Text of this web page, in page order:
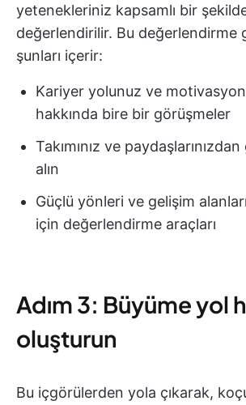
yetenekleriniz kapsamlı bir
değerlendirilir. Bu değerlendirme
şunları içerir:
Kariyer yolunuz ve
hakkında bire bir görüşmeler
Takımınız ve
alın
Güçlü yönleri ve gelişim
için değerlendirme araçları
Adım 3: Büyüme yol
oluşturun
Bu içgörülerden yola çıkarak,